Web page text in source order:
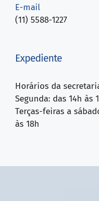
E-mail
(11) 5588-1227
Expediente
Horários da
Segunda: das 14h às
Terças-feiras a
às 18h